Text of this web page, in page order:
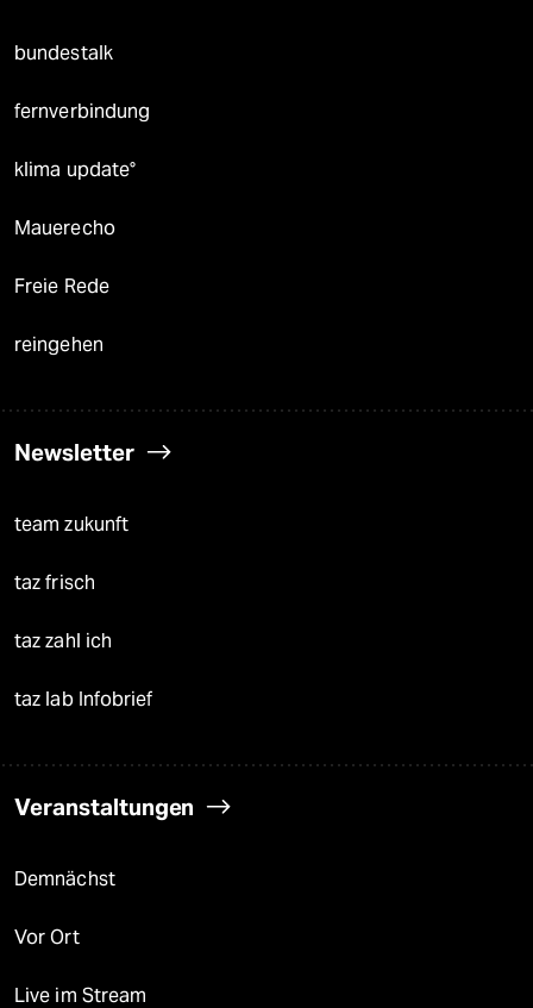
bundestalk
fernverbindung
klima update°
Mauerecho
Freie Rede
reingehen
Newsletter
team zukunft
taz frisch
taz zahl ich
taz lab Infobrief
Veranstaltungen
Demnächst
Vor Ort
Live im Stream